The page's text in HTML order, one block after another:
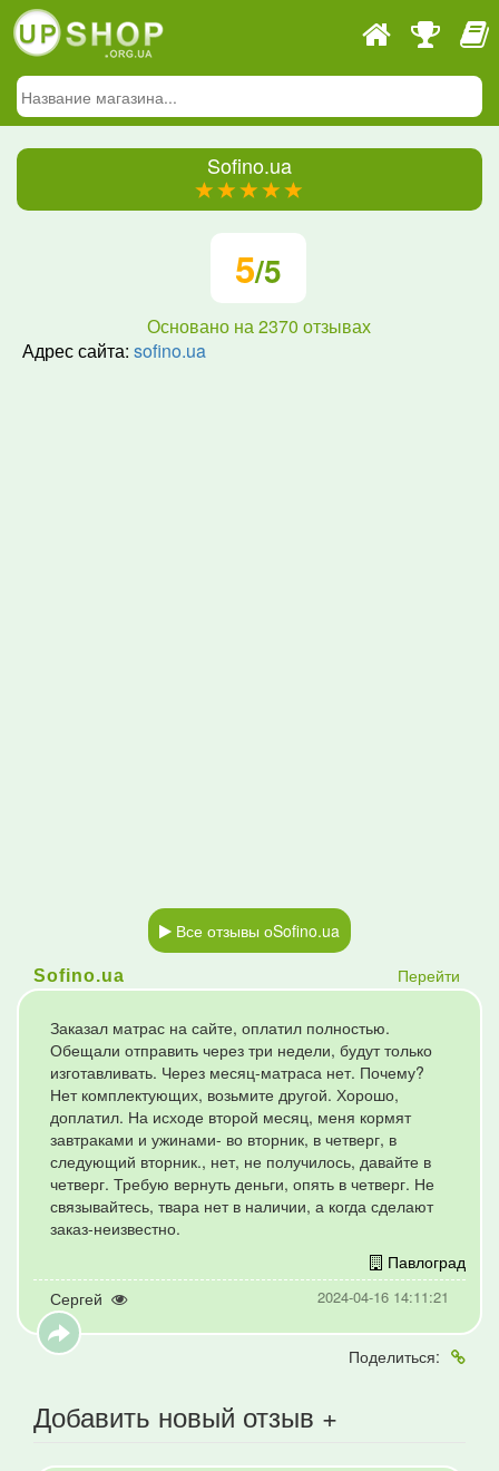
Sofino.ua
(*)(*) (*) (*) (*)
5/5
Основано на2370 отзывах
Адрес сайта: sofino.ua
Все отзывы оSofino.ua
Sofino.ua Перейти
Заказал матрас на сайте, оплатил полностью.
Обещали отправить через три недели, будут только
изготавливать. Через месяц-матраса нет. Почему?
Нет комплектующих, возьмите другой. Хорошо,
доплатил. На исходе второй месяц, меня кормят
завтраками и ужинами- во вторник, в четверг, в
следующий вторник., нет, не получилось, давайте в
четверг. Требую вернуть деньги, опять в четверг. Не
связывайтесь, твара нет в наличии, а когда сделают
заказ-неизвестно.
Павлоград
Сергей
2024-04-16 14:11:21
Поделиться:
Добавить новый отзыв +